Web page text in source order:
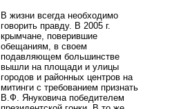
В жизни всегда необходимо
говорить правду. В 2005 г.
крымчане, поверившие
обещаниям, в своем
подавляющем большинстве
вышли на площади и улицы
городов и районных центров на
митинги с требованием признать
В.Ф. Януковича победителем